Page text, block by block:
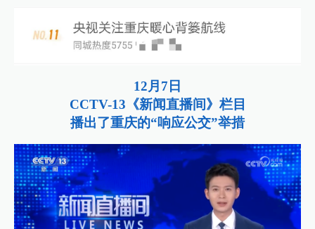
12月7日
CCTV-13《新闻直播间》栏目
播出了重庆的“响应公交”举措